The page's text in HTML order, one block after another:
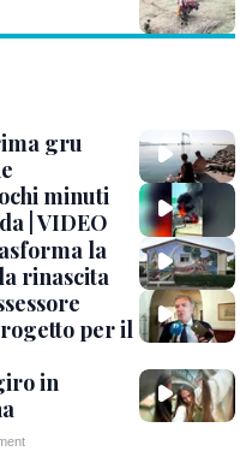
gru
minuti
| VIDEO
la
rinascita
per il
in